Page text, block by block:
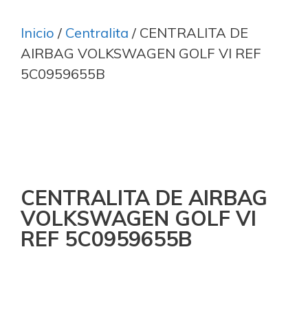
Inicio / Centralita / CENTRALITA DE
AIRBAG VOLKSWAGEN GOLF VI REF
5C0959655B
CENTRALITA DE AIRBAG
VOLKSWAGEN GOLF VI
REF 5C0959655B